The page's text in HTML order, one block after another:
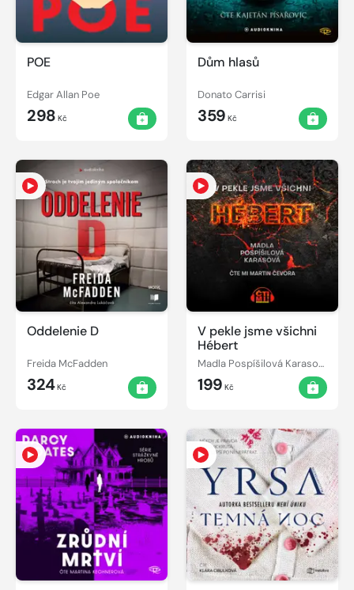
POE
Edgar Allan Poe
298 Kč
Dům hlasů
Donato Carrisi
359 Kč
Oddelenie D
Freida McFadden
324Kč
V pekle jsme všichni
Hébert
Madla Pospíšilová Karasová
199 Kč